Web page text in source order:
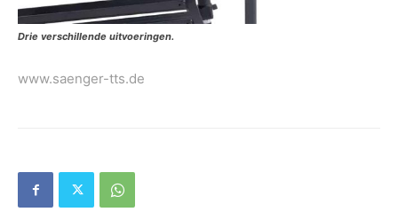
Drie verschillende uitvoeringen.
www.saenger-tts.de